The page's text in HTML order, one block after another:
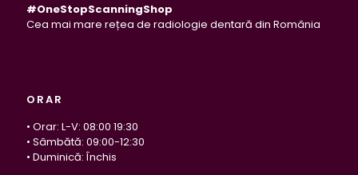
#OneStopScanningShop
Cea mai mare rețea de radiologie dentară din România
ORAR
• Orar: L-V: 08:00 19:30
• Sâmbătă: 09:00-12:30
• Duminică: Închis